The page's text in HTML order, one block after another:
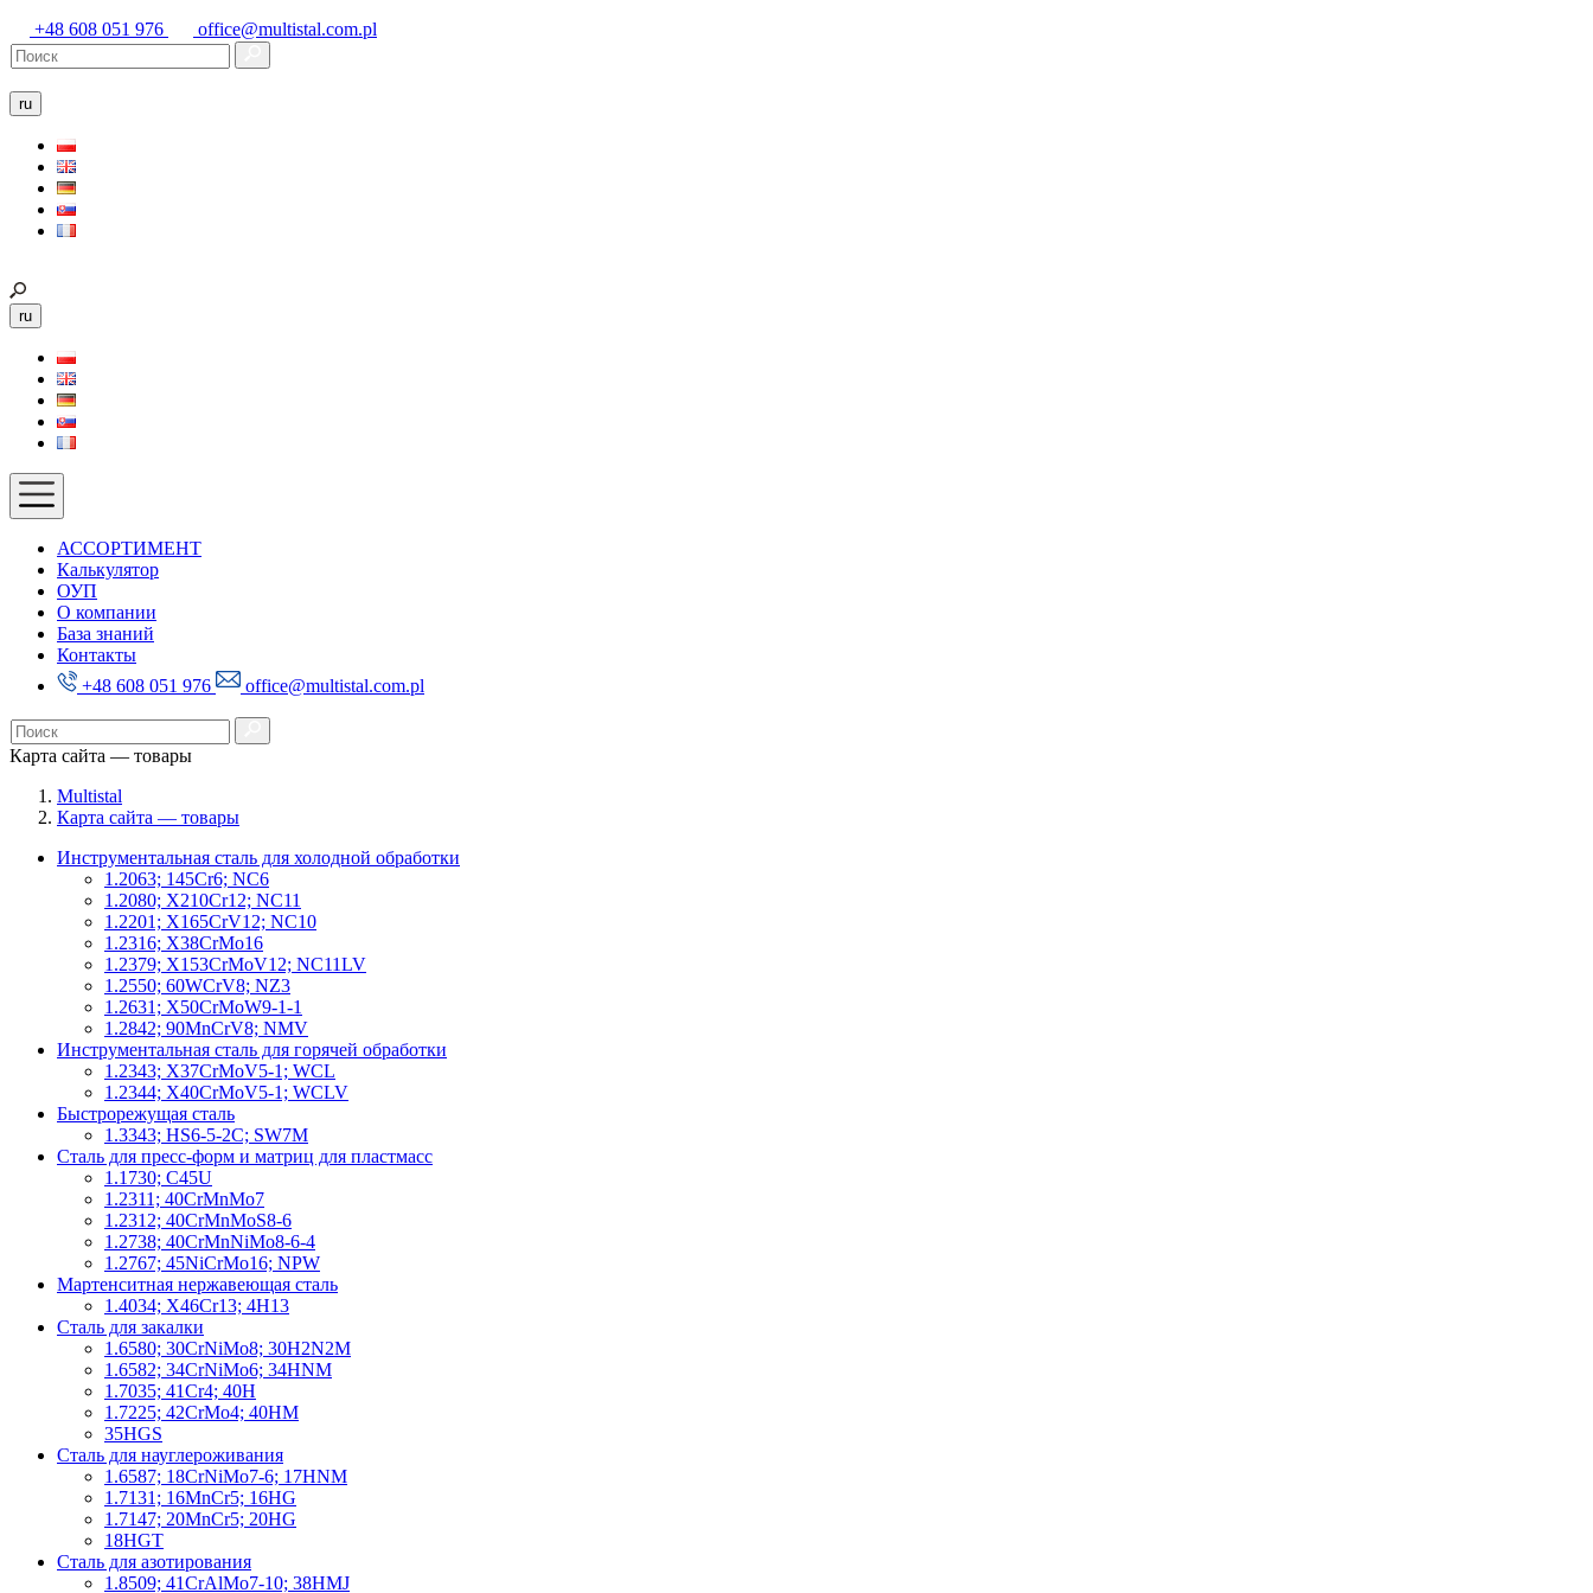
+48 608 051 976 office@multistal.com.pl
ru
ru
АССОРТИМЕНТ
Калькулятор
ОУП
О компании
База знаний
Контакты
+48 608 051 976
office@multistal.com.pl
Карта сайта — товары
Multistal
Карта сайта — товары
Инструментальная сталь для холодной обработки
1.2063; 145Cr6; NC6
1.2080; X210Cr12; NC11
1.2201; X165CrV12; NC10
1.2316; X38CrMo16
1.2379; X153CrMoV12; NC11LV
1.2550; 60WCrV8; NZ3
1.2631; X50CrMoW9-1-1
1.2842; 90MnCrV8; NMV
Инструментальная сталь для горячей обработки
1.2343; X37CrMoV5-1; WCL
1.2344; X40CrMoV5-1; WCLV
Быстрорежущая сталь
1.3343; HS6-5-2C; SW7M
Сталь для пресс-форм и матриц для пластмасс
1.1730; C45U
1.2311; 40CrMnMo7
1.2312; 40CrMnMoS8-6
1.2738; 40CrMnNiMo8-6-4
1.2767; 45NiCrMo16; NPW
Мартенситная нержавеющая сталь
1.4034; X46Cr13; 4H13
Сталь для закалки
1.6580; 30CrNiMo8; 30H2N2M
1.6582; 34CrNiMo6; 34HNM
1.7035; 41Cr4; 40H
1.7225; 42CrMo4; 40HM
35HGS
Сталь для науглероживания
1.6587; 18CrNiMo7-6; 17HNM
1.7131; 16MnCr5; 16HG
1.7147; 20MnCr5; 20HG
18HGT
Сталь для азотирования
1.8509; 41CrAlMo7-10; 38HMJ